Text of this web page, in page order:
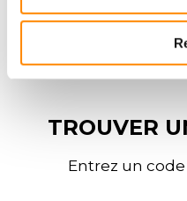
TROUVER
Entrez un